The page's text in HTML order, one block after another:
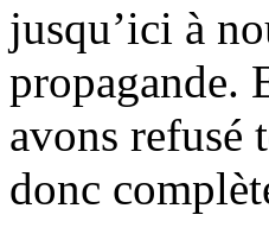
jusqu’ici à
propagande.
avons refusé
donc